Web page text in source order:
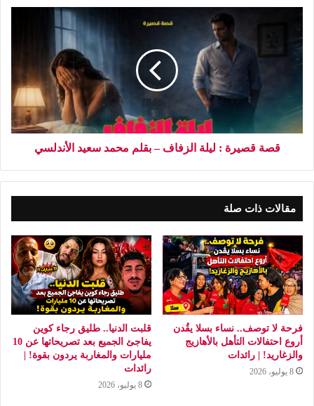
قصة قصيرة : ليلة الزفاف – بقلم محمد سعيد الأندلسي
مقالات ذات صلة
فرحة لا توصف.. نساء بسلا يقُدن
أروع احتفالات التأهل بالأهازيج
والزغاريد! | رائدات
8 يوليو، 2026
قلبت الدنيا.. طليق رجاء كوين
يفاجئ الجميع بعد تصريحاتها عن 10
مليارات والمغاربة يردون بقوة! |
رائدات
8 يوليو، 2026